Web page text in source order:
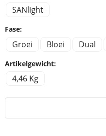
SANlight
Fase:
Groei Bloei Dual
Artikelgewicht:
4,46 Kg